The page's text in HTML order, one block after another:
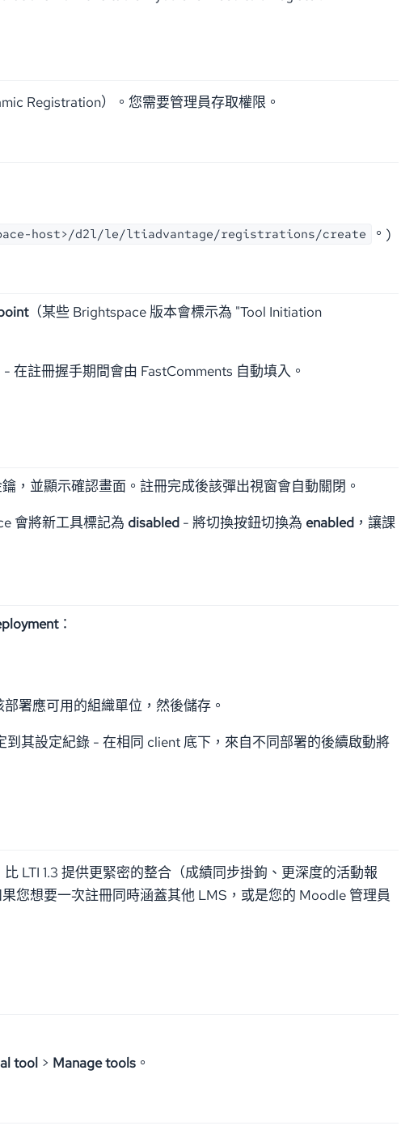
Registration）。您需要管理員存取權限。
host>/d2l/le/ltiadvantage/registrations/create 。)
（某些 Brightspace 版本會標示為 "Tool Initiation
在註冊握手期間會由 FastComments 自動填入。
，並顯示確認畫面。註冊完成後該彈出視窗會自動關閉。
會將新工具標記為 disabled - 將切換按鈕切換為 enabled ，讓課
：
署應可用的組織單位，然後儲存。
到其設定紀錄 - 在相同 client 底下，來自不同部署的後續啟動將
LTI 1.3 提供更緊密的整合（成績同步掛鉤、更深度的活動報
果您想要一次註冊同時涵蓋其他 LMS，或是您的 Moodle 管理員
tool > Manage tools 。